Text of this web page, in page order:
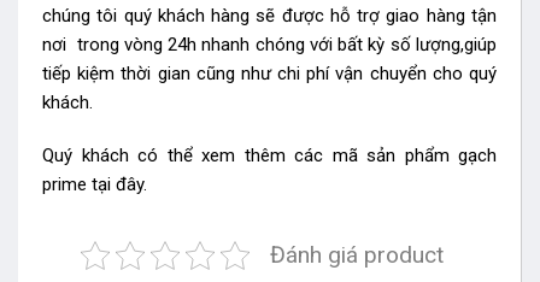
chúng tôi quý khách hàng sẽ được hỗ trợ giao hàng tận
nơi trong vòng 24h nhanh chóng với bất kỳ số lượng,giúp
tiếp kiệm thời gian cũng như chi phí vận chuyển cho quý
khách.
Quý khách có thể xem thêm các mã sản phẩm gạch
prime tại đây.
Đánh giá product